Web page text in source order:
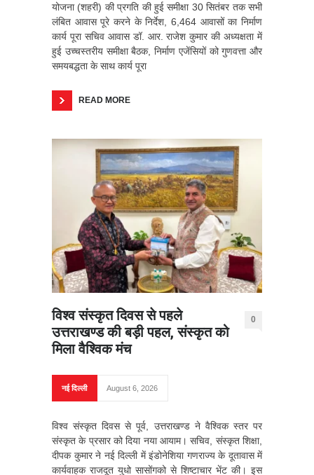
योजना (शहरी) की प्रगति की हुई समीक्षा 30 सितंबर तक सभी
लंबित आवास पूरे करने के निर्देश, 6,464 आवासों का निर्माण
कार्य पूरा सचिव आवास डॉ. आर. राजेश कुमार की अध्यक्षता में
हुई उच्चस्तरीय समीक्षा बैठक, निर्माण एजेंसियों को गुणवत्ता और
समयबद्धता के साथ कार्य पूरा
READ MORE
विश्व संस्कृत दिवस से पहले
उत्तराखण्ड की बड़ी पहल, संस्कृत को
मिला वैश्विक मंच
0
नई दिल्ली August 6, 2026
विश्व संस्कृत दिवस से पूर्व, उत्तराखण्ड ने वैश्विक स्तर पर
संस्कृत के प्रसार को दिया नया आयाम। सचिव, संस्कृत शिक्षा,
दीपक कुमार ने नई दिल्ली में इंडोनेशिया गणराज्य के दूतावास में
कार्यवाहक राजदूत युधो सासोंगको से शिष्टाचार भेंट की। इस